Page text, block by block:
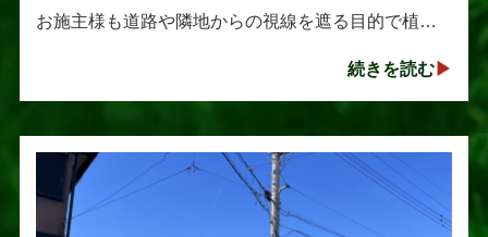
お施主様も道路や隣地からの視線を遮る目的で植え
続きを読む